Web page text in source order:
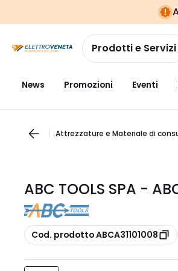
navigazionealla
pagina
Prodotti e Servizi
News Promozioni Eventi
Attrezzature e Materiale di
ABC TOOLS SPA -
copia
Cod. prodotto ABCA31101008